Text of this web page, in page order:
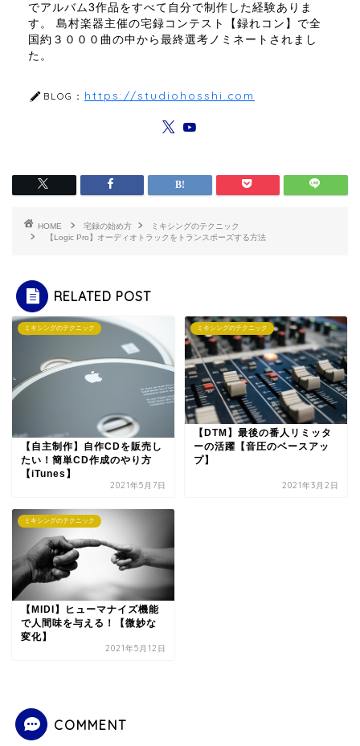
でアルバム3作品をすべて自分で制作した経験ありま
す。 島村楽器主催の宅録コンテスト【録れコン】で全
国約３０００曲の中から最終選考ノミネートされまし
た。
BLOG： https://studiohosshi.com
HOME 宅録の始め方
ミキシングのテクニック
【Logic Pro】オーディオトラックをトランスポーズする方法
RELATED POST
ミキシングのテクニック
【自主制作】自作CDを販売し
たい！簡単CD作成のやり方
【iTunes】
2021年5月7日
ミキシングのテクニック
【DTM】最後の番人リミッタ
ーの活躍【音圧のベースアッ
プ】
2021年3月2日
ミキシングのテクニック
【MIDI】ヒューマナイズ機能
で人間味を与える！【微妙な
変化】
2021年5月12日
COMMENT